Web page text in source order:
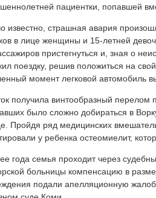
пациентки, попавшей
известно, страшная авария
в лице женщины и 15-летней
пристегнуться и, зная о
поездку, решив положиться на
момент легковой автомобиль
получила винтообразный перелом
было сложно добираться в
Пройдя ряд медицинских
у ребенка остеомиелит,
года семья проходит через
больницы компенсацию в
подали апелляционную